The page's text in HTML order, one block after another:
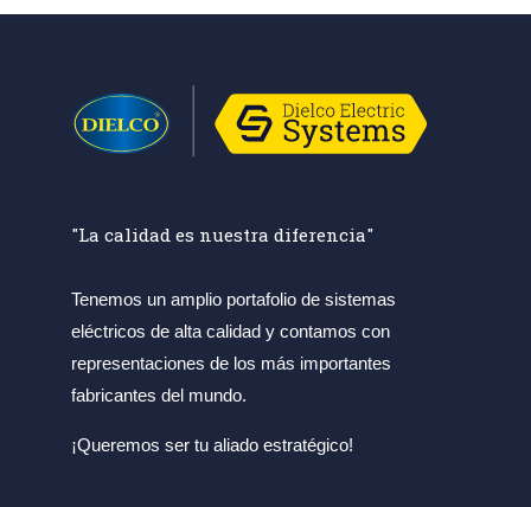
"La calidad es nuestra diferencia"
Tenemos un amplio portafolio de sistemas
eléctricos de alta calidad y contamos con
representaciones de los más importantes
fabricantes del mundo.
¡Queremos ser tu aliado estratégico!